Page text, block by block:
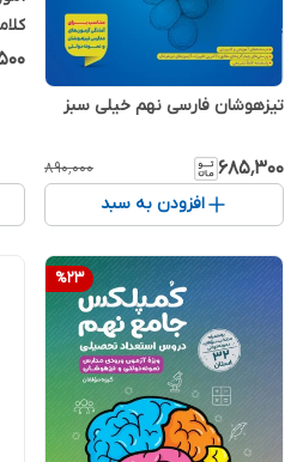
تیزهوشان فارسی نهم خیلی سبز
۶۸۵٬۳۰۰ ۸۹۰٬۰۰۰
افزودن به سبد
کلامی 9×9
%23